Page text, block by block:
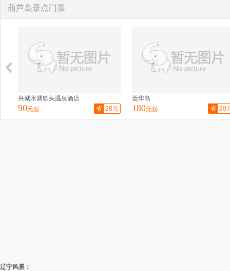
葫芦岛景点门票
省 28元
觉华岛
省 20元
辽宁风景：